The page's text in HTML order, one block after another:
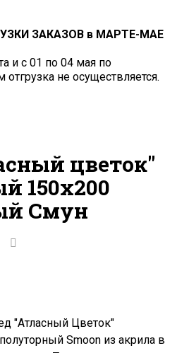
ЗАКАЗОВ в МАРТЕ-МАЕ
и с 01 по 04 мая по
не осуществляется.
цветок"
150x200
Смун
"Атласный Цветок"
Smoon из акрила в